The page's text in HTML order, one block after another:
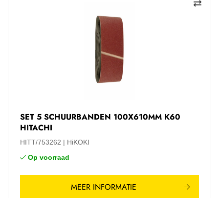
SET 5 SCHUURBANDEN 100X610MM K60
HITACHI
HITT/753262
HiKOKI
Op voorraad
MEER INFORMATIE